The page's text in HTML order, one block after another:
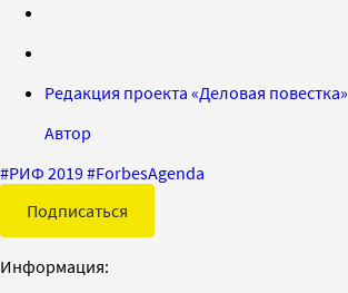
Редакция проекта «Деловая повестка»
Автор
#РИФ 2019#ForbesAgenda
Подписаться
Информация: